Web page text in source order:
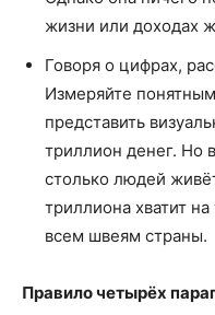
жизни или доходах
Говоря о цифрах,
Измеряйте
представить
триллион денег. Но
столько людей
триллиона хватит
всем швеям страны.
Правило четырёх